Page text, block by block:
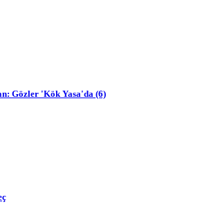
Gözler 'Kök Yasa'da (6)